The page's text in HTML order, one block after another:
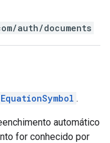
auth/documents
EquationSymbol .
automático
for conhecido por